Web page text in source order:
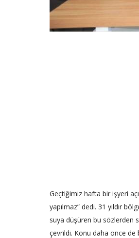
Geçtiğimiz hafta bir işyeri
yapılmaz” dedi. 31 yıldır
suya düşüren bu sözlerden
çevrildi. Konu daha önce de